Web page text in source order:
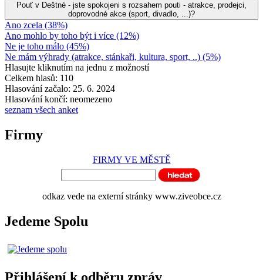
Pouť v Deštné - jste spokojeni s rozsahem pouti - atrakce, prodejci,
doprovodné akce (sport, divadlo, ...)?
Ano zcela (38%)
Ano mohlo by toho být i více (12%)
Ne je toho málo (45%)
Ne mám výhrady (atrakce, stánkaři, kultura, sport, ..) (5%)
Hlasujte kliknutím na jednu z možností
Celkem hlasů: 110
Hlasování začalo: 25. 6. 2024
Hlasování končí: neomezeno
seznam všech anket
Firmy
FIRMY VE MĚSTĚ
odkaz vede na externí stránky www.ziveobce.cz
Jedeme Spolu
Přihlášení k odběru zpráv